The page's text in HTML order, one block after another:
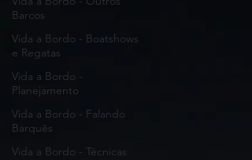
Barcos
Vida a Bordo - Boatshows
e Regatas
Vida a Bordo -
Planejamento
Vida a Bordo - Falando
Barquês
Vida a Bordo - Técnicas